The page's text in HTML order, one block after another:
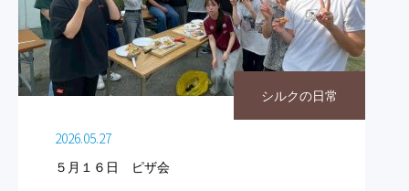
シルクの日常
2026.05.27
５月１６日 ピザ会